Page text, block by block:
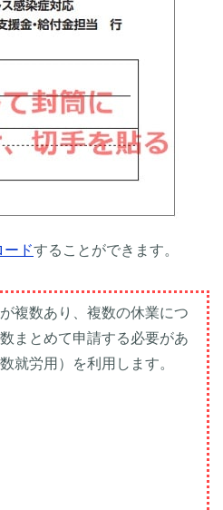
ードすることができます。
複数あり、複数の休業につ
まとめて申請する必要があ
就労用）を利用します。